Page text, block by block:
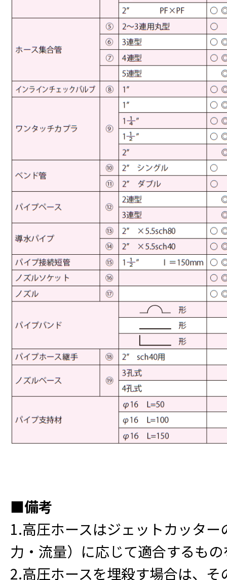
■備考
1.高圧ホースはジェットカッタ
力・流量）に応じて適合するも
2.高圧ホースを埋殺す場合は、